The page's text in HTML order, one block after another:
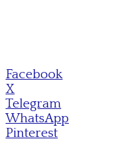
Facebook
X
Telegram
WhatsApp
Pinterest